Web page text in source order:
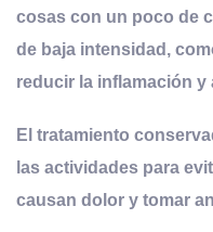
cosas con un poco de
de baja intensidad,
reducir la inflamación y
El tratamiento
las actividades para
causan dolor y tomar